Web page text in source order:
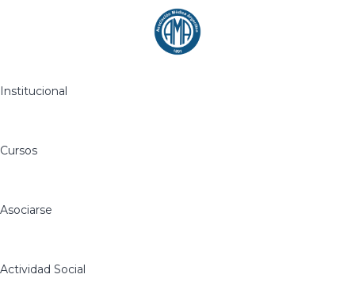
Institucional
Cursos
Asociarse
Actividad Social